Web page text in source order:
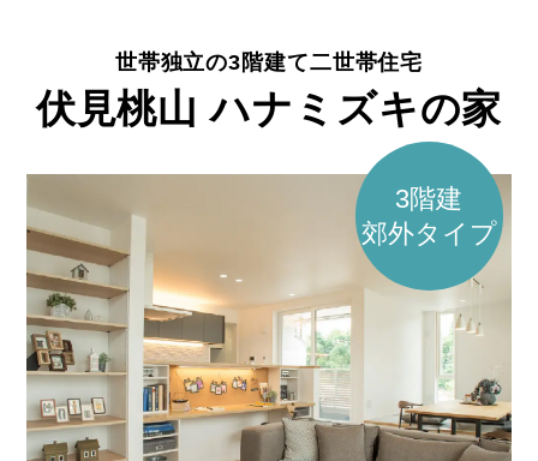
世帯独立の3階建て二世帯住宅
伏見桃山 ハナミズキの家
3階建
郊外タイプ